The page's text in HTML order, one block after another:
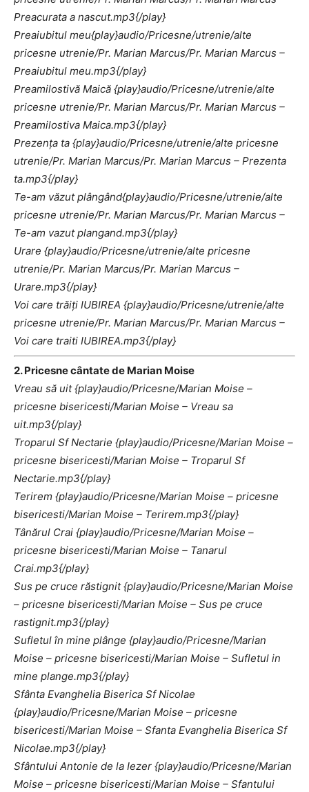
Preacurata a nascut.mp3{/play}
Preaiubitul meu{play}audio/Pricesne/utrenie/alte
pricesne utrenie/Pr. Marian Marcus/Pr. Marian Marcus –
Preaiubitul meu.mp3{/play}
Preamilostivă Maică {play}audio/Pricesne/utrenie/alte
pricesne utrenie/Pr. Marian Marcus/Pr. Marian Marcus –
Preamilostiva Maica.mp3{/play}
Prezenţa ta {play}audio/Pricesne/utrenie/alte pricesne
utrenie/Pr. Marian Marcus/Pr. Marian Marcus – Prezenta
ta.mp3{/play}
Te-am văzut plângând{play}audio/Pricesne/utrenie/alte
pricesne utrenie/Pr. Marian Marcus/Pr. Marian Marcus –
Te-am vazut plangand.mp3{/play}
Urare {play}audio/Pricesne/utrenie/alte pricesne
utrenie/Pr. Marian Marcus/Pr. Marian Marcus –
Urare.mp3{/play}
Voi care trăiţi IUBIREA {play}audio/Pricesne/utrenie/alte
pricesne utrenie/Pr. Marian Marcus/Pr. Marian Marcus –
Voi care traiti IUBIREA.mp3{/play}
2. Pricesne cântate de Marian Moise
Vreau să uit {play}audio/Pricesne/Marian Moise –
pricesne bisericesti/Marian Moise – Vreau sa
uit.mp3{/play}
Troparul Sf Nectarie {play}audio/Pricesne/Marian Moise –
pricesne bisericesti/Marian Moise – Troparul Sf
Nectarie.mp3{/play}
Terirem {play}audio/Pricesne/Marian Moise – pricesne
bisericesti/Marian Moise – Terirem.mp3{/play}
Tânărul Crai {play}audio/Pricesne/Marian Moise –
pricesne bisericesti/Marian Moise – Tanarul
Crai.mp3{/play}
Sus pe cruce răstignit {play}audio/Pricesne/Marian Moise
– pricesne bisericesti/Marian Moise – Sus pe cruce
rastignit.mp3{/play}
Sufletul în mine plânge {play}audio/Pricesne/Marian
Moise – pricesne bisericesti/Marian Moise – Sufletul in
mine plange.mp3{/play}
Sfânta Evanghelia Biserica Sf Nicolae
{play}audio/Pricesne/Marian Moise – pricesne
bisericesti/Marian Moise – Sfanta Evanghelia Biserica Sf
Nicolae.mp3{/play}
Sfântului Antonie de la Iezer {play}audio/Pricesne/Marian
Moise – pricesne bisericesti/Marian Moise – Sfantului